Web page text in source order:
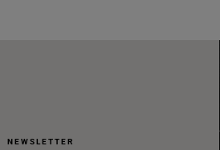
NEWSLETTER